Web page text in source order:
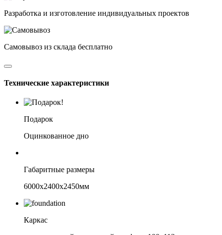
Разработка и изготовление индивидуальных проектов
Самовывоз из склада бесплатно
Технические характеристики
Подарок
Оцинкованное дно
Габаритные размеры
6000х2400х2450мм
Каркас